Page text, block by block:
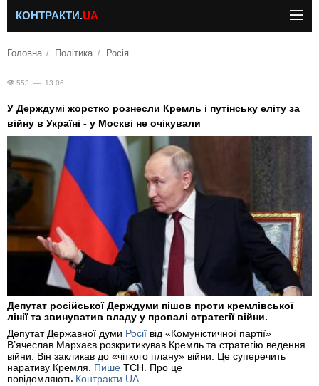
КОНТРАКТИ.UA
Головна Політика Росія
553 — 13.06
У Держдумі жорстко рознесли Кремль і путінську еліту за
війну в Україні - у Москві не очікували
Депутат російської Держдуми пішов проти кремлівської
лінії та звинуватив владу у провалі стратегії війни.
Депутат Державної думи Росії від «Комуністичної партії»
В’ячеслав Мархаєв розкритикував Кремль та стратегію ведення
війни. Він закликав до «чіткого плану» війни. Це суперечить
наративу Кремля. Пише ТСН. Про це
повідомляють Контракти.UA.